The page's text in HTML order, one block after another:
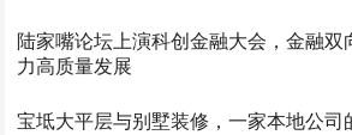
陆家嘴论坛上演科创金融大会，金融
力高质量发展
宝坻大平层与别墅装修，一家本地公司